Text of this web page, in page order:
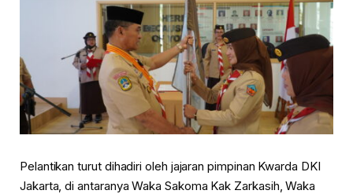
Pelantikan turut dihadiri oleh jajaran pimpinan Kwarda DKI
Jakarta, di antaranya Waka Sakoma Kak Zarkasih, Waka